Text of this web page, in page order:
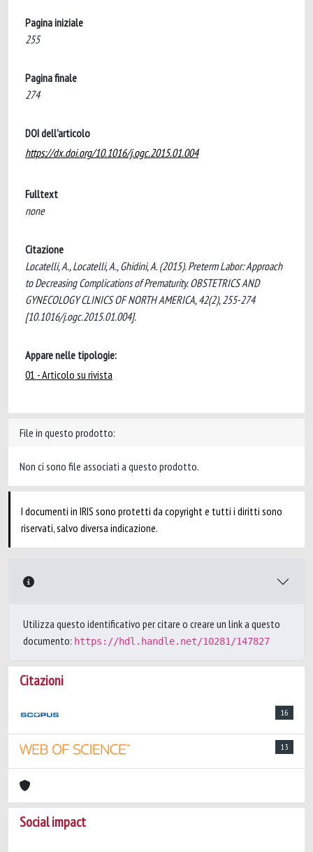
Pagina iniziale
255
Pagina finale
274
DOI dell'articolo
https://dx.doi.org/10.1016/j.ogc.2015.01.004
Fulltext
none
Citazione
Locatelli, A., Locatelli, A., Ghidini, A. (2015). Preterm Labor: Approach
to Decreasing Complications of Prematurity. OBSTETRICS AND
GYNECOLOGY CLINICS OF NORTH AMERICA, 42(2), 255-274
[10.1016/j.ogc.2015.01.004].
Appare nelle tipologie:
01 - Articolo su rivista
File in questo prodotto:
Non ci sono file associati a questo prodotto.
I documenti in IRIS sono protetti da copyright e tutti i diritti sono
riservati, salvo diversa indicazione.
Utilizza questo identificativo per citare o creare un link a questo
documento: https://hdl.handle.net/10281/147827
Citazioni
16
13
Social impact